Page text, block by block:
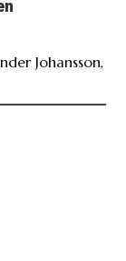
Johansson,